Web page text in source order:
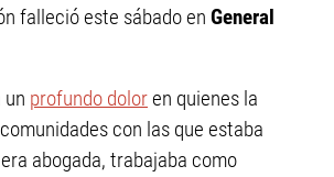
falleció este sábado en General
un profundo doloren quienes la
con las que estaba
abogada, trabajaba como